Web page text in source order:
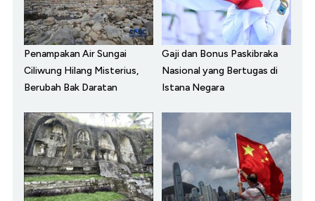
Penampakan Air Sungai
Ciliwung Hilang Misterius,
Berubah Bak Daratan
Gaji dan Bonus Paskibraka
Nasional yang Bertugas di
Istana Negara